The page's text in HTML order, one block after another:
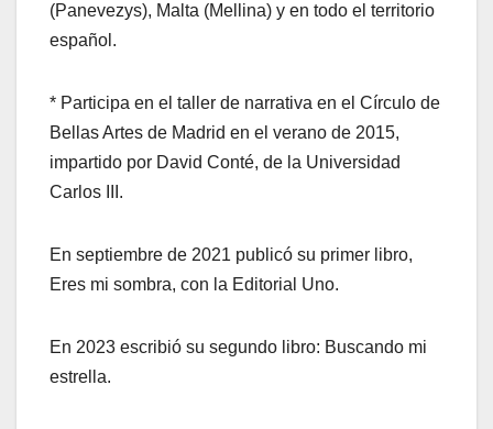
(Panevezys), Malta (Mellina) y en todo el territorio
español .
* Participa en el taller de narrativa en el Círculo de
Bellas Artes de Madrid en el verano de 2015,
impartido por David Conté, de la Universidad
Carlos III.
En septiembre de 2021 publicó su primer libro,
Eres mi sombra, con la Editorial Uno.
En 2023 escribió su segundo libro: Buscando mi
estrella.